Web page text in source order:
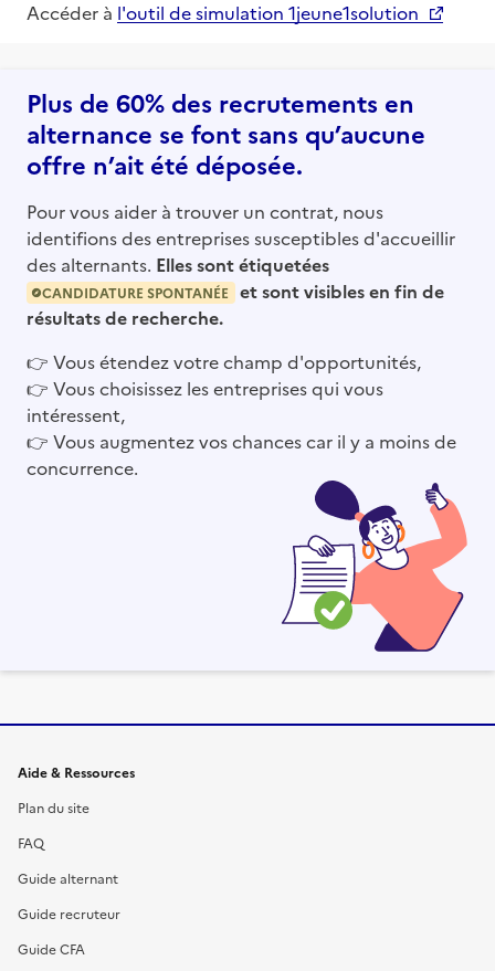
Accéder à l'outil de simulation 1jeune1solution
Plus de 60% des recrutements en
alternance se font sans qu’aucune
offre n’ait été déposée.
Pour vous aider à trouver un contrat, nous
identifions des entreprises susceptibles d'accueillir
des alternants. Elles sont étiquetées
CANDIDATURE SPONTANÉE
et sont visibles en fin de
résultats de recherche.
👉 Vous étendez votre champ d'opportunités,
👉 Vous choisissez les entreprises qui vous
intéressent,
👉 Vous augmentez vos chances car il y a moins de
concurrence.
Informations et liens du site
Aide & Ressources
Plan du site
FAQ
Guide alternant
Guide recruteur
Guide CFA